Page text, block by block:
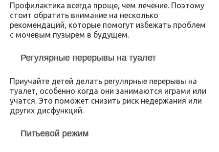
Профилактика всегда проще, чем лечение. Поэтому
стоит обратить внимание на несколько
рекомендаций, которые помогут избежать проблем
с мочевым пузырем в будущем.
Регулярные перерывы на туалет
Приучайте детей делать регулярные перерывы на
туалет, особенно когда они занимаются играми или
учатся. Это поможет снизить риск недержания или
других дисфункций.
Питьевой режим